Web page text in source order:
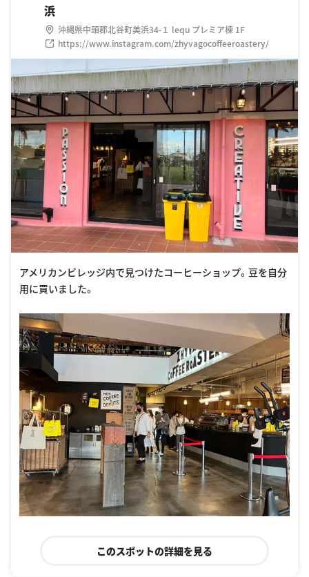
浜
沖縄県中頭郡北谷町美浜34-１ lequ プレミア棟 1F
https://www.instagram.com/zhyvagocoffeeroastery/
アメリカンビレッジ内で見つけたコーヒーショップ。豆を自分
用に買いました。
このスポットの詳細を見る